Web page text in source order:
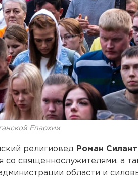
Епархии
религиовед Роман
со священнослужителями, а
области и